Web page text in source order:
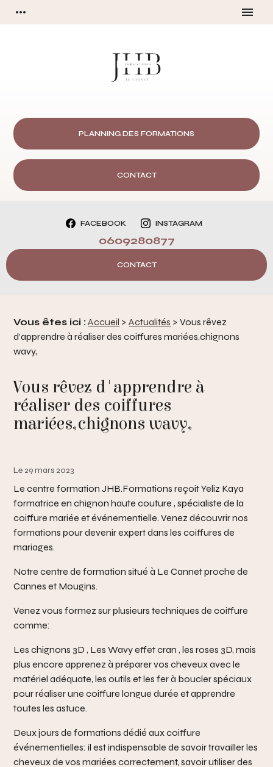
more_horiz menu
PLANNING DES FORMATIONS
CONTACT
FACEBOOK INSTAGRAM
0609280877
CONTACT
Vous êtes ici :Accueil >Actualités > Vous rêvez
d'apprendre à réaliser des coiffures mariées,chignons
wavy,
Vous rêvez d'apprendre à
réaliser des coiffures
mariées,chignons wavy,
Le 29 mars 2023
Le centre formation JHB.Formations reçoit Yeliz Kaya
formatrice en chignon haute couture , spécialiste de la
coiffure mariée et événementielle. Venez découvrir nos
formations pour devenir expert dans les coiffures de
mariages.
Notre centre de formation situé à Le Cannet proche de
Cannes et Mougins.
Venez vous formez sur plusieurs techniques de coiffure
comme:
Les chignons 3D , Les Wavy effet cran , les roses 3D, mais
plus encore apprenez à préparer vos cheveux avec le
matériel adéquate, les outils et les fer à boucler spéciaux
pour réaliser une coiffure longue durée et apprendre
toutes les astuce.
Deux jours de formations dédié aux coiffure
événementielles: il est indispensable de savoir travailler les
cheveux de vos mariées correctement, savoir utiliser des